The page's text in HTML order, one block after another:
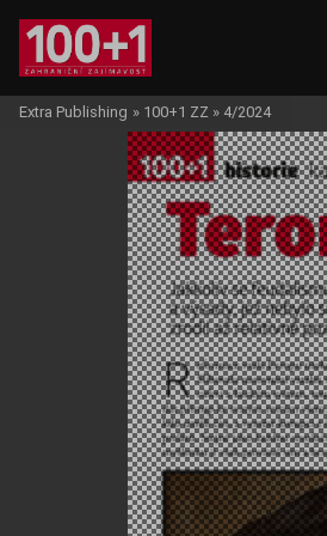
Extra Publishing » 100+1 ZZ » 4/2024